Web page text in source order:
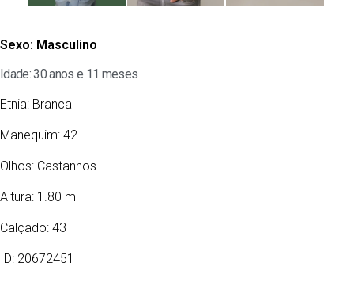
Sexo: Masculino
Idade: 30 anos e 11 meses
Etnia: Branca
Manequim: 42
Olhos: Castanhos
Altura: 1.80 m
Calçado: 43
ID: 20672451